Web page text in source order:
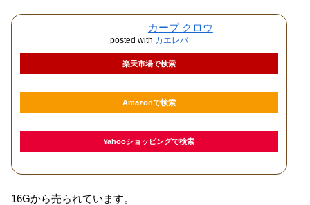
カーブ クロウ
posted with カエレバ
楽天市場で検索
Amazonで検索
Yahooショッピングで検索
16Gから売られています。